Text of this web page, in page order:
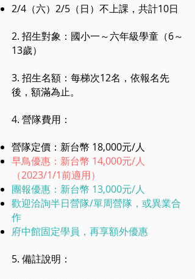
2/4（六）2/5（日）不上課，共計10日
2. 招生對象：國小一～六年級學童（6～
13歲）
3. 招生名額：每梯次12名，依報名先
後，額滿為止。
4. 營隊費用：
營隊定價：新台幣 18,000元/人
早鳥優惠：新台幣 14,000元/人
（2023/1/1前適用）
​團報優惠：新台幣 13,000元/人
歡迎洽詢半日營隊/單周營隊，或異業合
作
府中館固定學員，再享額外優惠
5. 備註說明：